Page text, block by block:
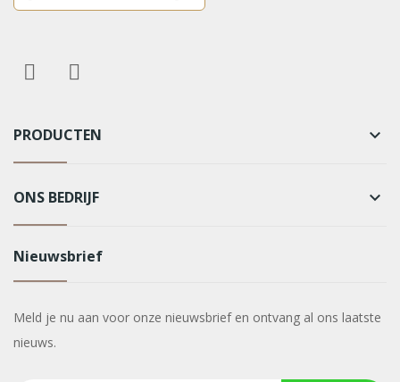
PRODUCTEN keyboard_arrow_down
ONS BEDRIJF keyboard_arrow_down
Nieuwsbrief
Meld je nu aan voor onze nieuwsbrief en ontvang al ons laatste
nieuws.